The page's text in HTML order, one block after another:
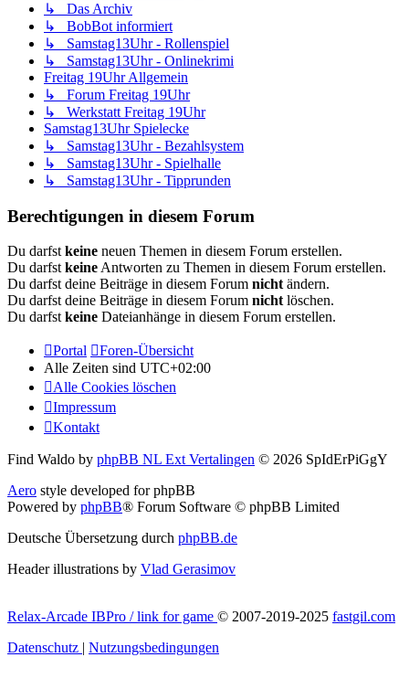
↳ Das Archiv
↳ BobBot informiert
↳ Samstag13Uhr - Rollenspiel
↳ Samstag13Uhr - Onlinekrimi
Freitag 19Uhr Allgemein
↳ Forum Freitag 19Uhr
↳ Werkstatt Freitag 19Uhr
Samstag13Uhr Spielecke
↳ Samstag13Uhr - Bezahlsystem
↳ Samstag13Uhr - Spielhalle
↳ Samstag13Uhr - Tipprunden
Berechtigungen in diesem Forum
Du darfstkeine neuen Themen in diesem Forum erstellen.
Du darfstkeineAntworten zu Themen in diesem Forum erstellen.
Du darfst deine Beiträge in diesem Forum nichtändern.
Du darfst deine Beiträge in diesem Forum nichtlöschen.
Du darfstkeine Dateianhänge in diesem Forum erstellen.
Portal
Foren-Übersicht
Alle Zeiten sind UTC+02:00
Alle Cookies löschen
Impressum
Kontakt
Find Waldo by phpBB NL Ext Vertalingen © 2026 SpIdErPiGgY
Aero style developed for phpBB
Powered by phpBB® Forum Software © phpBB Limited
Deutsche Übersetzung durch phpBB.de
Header illustrations by Vlad Gerasimov
Relax-Arcade IBPro / link for game © 2007-2019-2025 fastgil.com
Datenschutz | Nutzungsbedingungen